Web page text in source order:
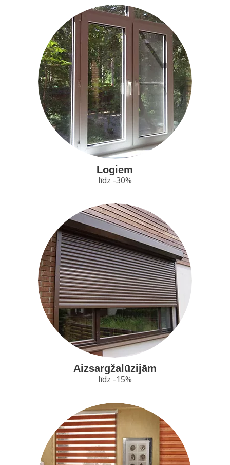
Logiem
līdz -30%
Aizsargžalūzijām
līdz -15%